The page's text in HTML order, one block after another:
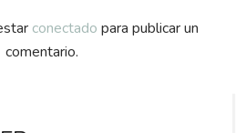
conectado para publicar un
comentario.